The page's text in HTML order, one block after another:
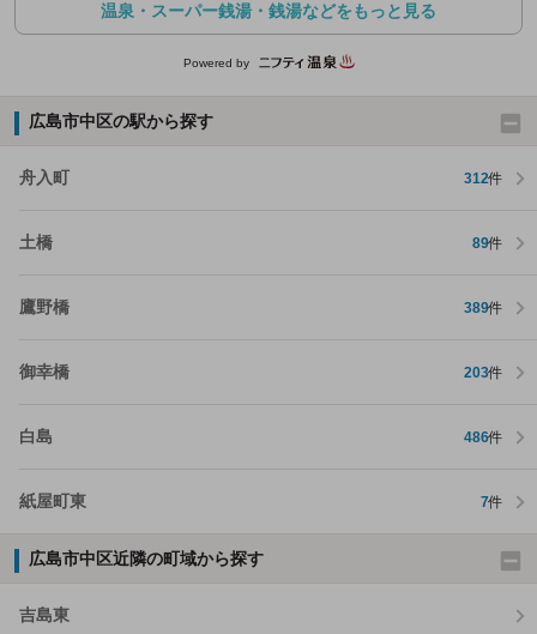
温泉・スーパー銭湯・銭湯などをもっと見る
Powered by
広島市中区の駅から探す
舟入町 312件
土橋 89件
鷹野橋 389件
御幸橋 203件
白島 486件
紙屋町東 7件
広島市中区近隣の町域から探す
吉島東